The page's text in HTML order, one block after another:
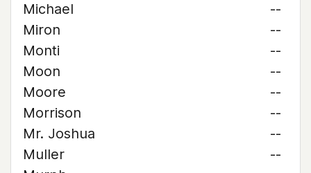
Michael
--
Miron
--
Monti
--
Moon
--
Moore
--
Morrison
--
Mr. Joshua
--
Muller
--